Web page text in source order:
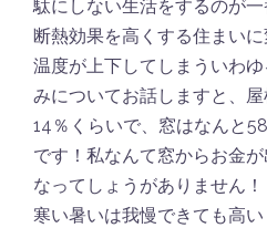
駄にしない生活をするのが
断熱効果を高くする住まい
温度が上下してしまういわ
みについてお話しますと、
14％くらいで、窓はなんと
です！私なんて窓からお金
なってしょうがありません！
寒い暑いは我慢できても高